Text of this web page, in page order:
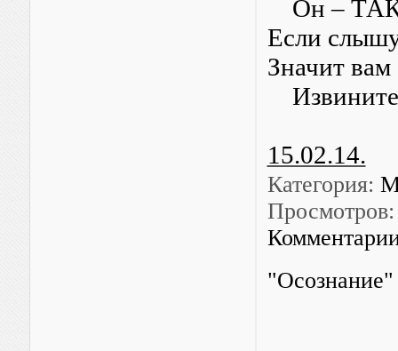
Он –
Если слышу
Значит вам
15.02.14.
Категория:
Просмотров:
"Осознание"